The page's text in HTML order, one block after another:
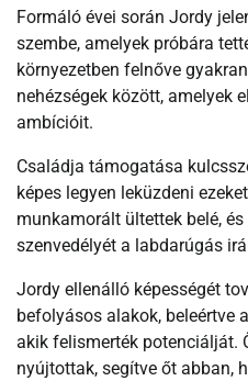
Formáló évei során Jordy
szembe, amelyek próbára
környezetben felnőve
nehézségek között, amelyek
ambícióit.
Családja támogatása
képes legyen leküzdeni
munkamorált ültettek belé,
szenvedélyét a labdarúgás
Jordy ellenálló képességét
befolyásos alakok, beleértve
akik felismerték potenciálját.
nyújtottak, segítve őt abban,